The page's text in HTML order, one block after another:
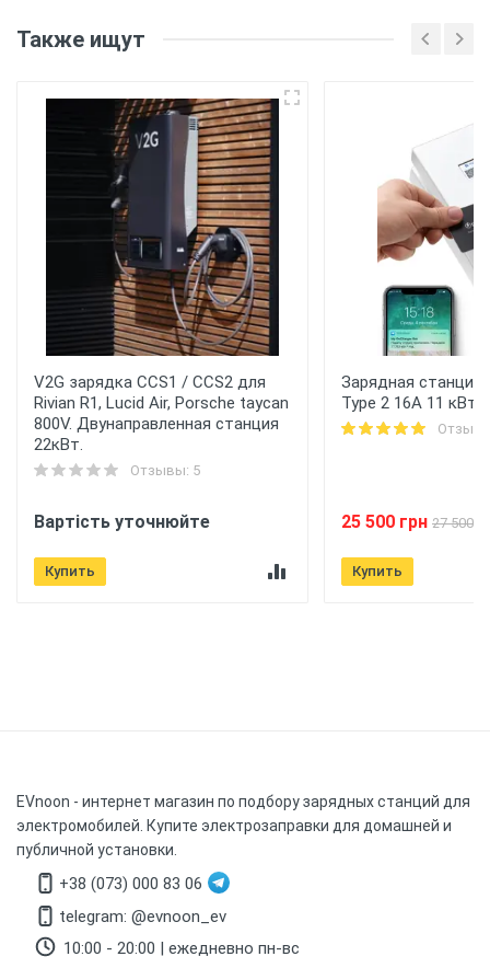
Также ищут
V2G зарядка CCS1 / CCS2 для
Rivian R1, Lucid Air, Porsche taycan
800V. Двунаправленная станция
22кВт.
Отзывы: 5
Вартість уточнюйте
Купить
Зарядная станция
Type 2 16A 11 кВт
25 500 грн 27 500
Купить
EVnoon - интернет магазин по подбору зарядных станций для
электромобилей. Купите электрозаправки для домашней и
публичной установки.
+38 (073) 000 83 06
telegram: @evnoon_ev
10:00 - 20:00 | ежедневно пн-вс